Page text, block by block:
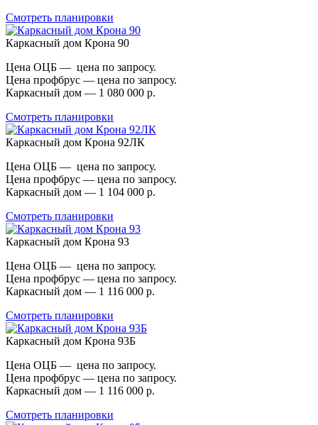
Смотреть планировки
Каркасный дом Крона 90
Цена ОЦБ — цена по запросу.
Цена профбрус — цена по запросу.
Каркасный дом — 1 080 000 р.
Смотреть планировки
Каркасный дом Крона 92ЛК
Цена ОЦБ — цена по запросу.
Цена профбрус — цена по запросу.
Каркасный дом — 1 104 000 р.
Смотреть планировки
Каркасный дом Крона 93
Цена ОЦБ — цена по запросу.
Цена профбрус — цена по запросу.
Каркасный дом — 1 116 000 р.
Смотреть планировки
Каркасный дом Крона 93Б
Цена ОЦБ — цена по запросу.
Цена профбрус — цена по запросу.
Каркасный дом — 1 116 000 р.
Смотреть планировки